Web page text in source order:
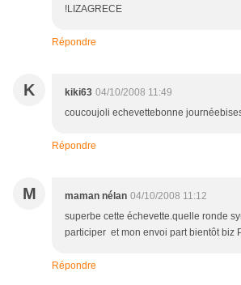
!LIZAGRECE
Répondre
K kiki63 04/10/2008 11:49
coucoujoli echevettebonne
Répondre
M maman nélan 04/10/2008 11:12
superbe cette échevette.quelle ronde
participer et mon envoi part bientôt biz
Répondre